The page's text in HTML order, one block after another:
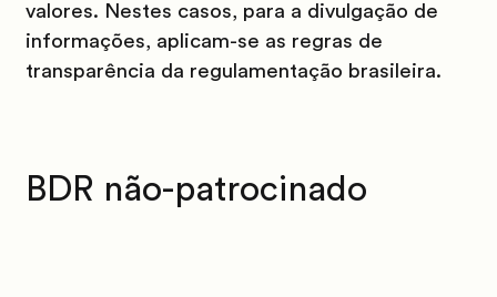
valores. Nestes casos, para a divulgação de
informações, aplicam-se as regras de
transparência da regulamentação brasileira.
BDR não-patrocinado